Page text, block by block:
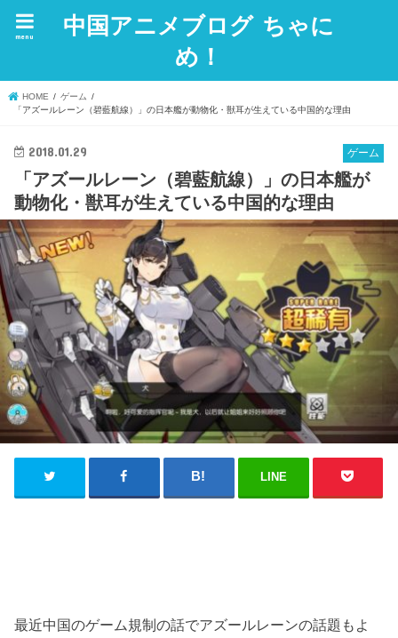
中国アニメブログ ちゃに
め！
menu
HOME
ゲーム
「アズールレーン（碧藍航線）」の日本艦が動物化・獣耳が生えている中国的な理由
ゲーム
2018.01.29
「アズールレーン（碧藍航線）」の日本艦が
動物化・獣耳が生えている中国的な理由
LINE
最近中国のゲーム規制の話でアズールレーンの話題もよ